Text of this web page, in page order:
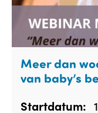
Meer dan
van baby’s
Startdatum: